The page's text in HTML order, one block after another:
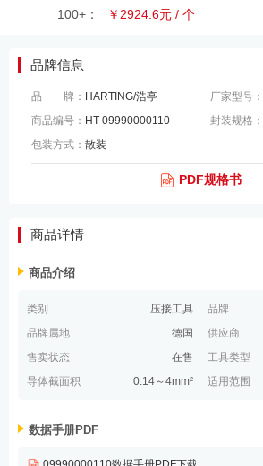
100+：
￥2924.6元 / 个
品牌信息
品 牌： HARTING/浩亭 厂家型号
商品编号： HT-09990000110 封装规格
包装方式： 散装
PDF规格书
商品详情
商品介绍
类别 压接工具 品牌
品牌属地
德国 供应商
售卖状态
在售 工具类型
导体截面积
0.14～4mm² 适用范围
数据手册PDF